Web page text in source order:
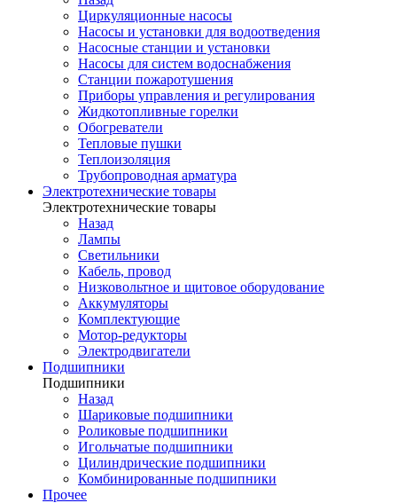
Циркуляционные насосы
Насосы и установки для водоотведения
Насосные станции и установки
Насосы для систем водоснабжения
Станции пожаротушения
Приборы управления и регулирования
Жидкотопливные горелки
Обогреватели
Тепловые пушки
Теплоизоляция
Трубопроводная арматура
Электротехнические товары
Электротехнические товары
Назад
Лампы
Светильники
Кабель, провод
Низковольтное и щитовое оборудование
Аккумуляторы
Комплектующие
Мотор-редукторы
Электродвигатели
Подшипники
Подшипники
Назад
Шариковые подшипники
Роликовые подшипники
Игольчатые подшипники
Цилиндрические подшипники
Комбинированные подшипники
Прочее